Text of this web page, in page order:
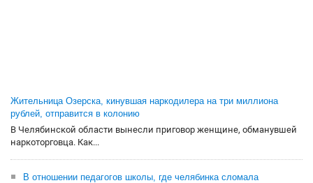
Жительница Озерска, кинувшая наркодилера на три миллиона
рублей, отправится в колонию
В Челябинской области вынесли приговор женщине, обманувшей
наркоторговца. Как...
В отношении педагогов школы, где челябинка сломала